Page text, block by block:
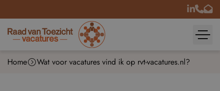
Home Wat voor vacatures vind ik op rvt-vacatures.nl?